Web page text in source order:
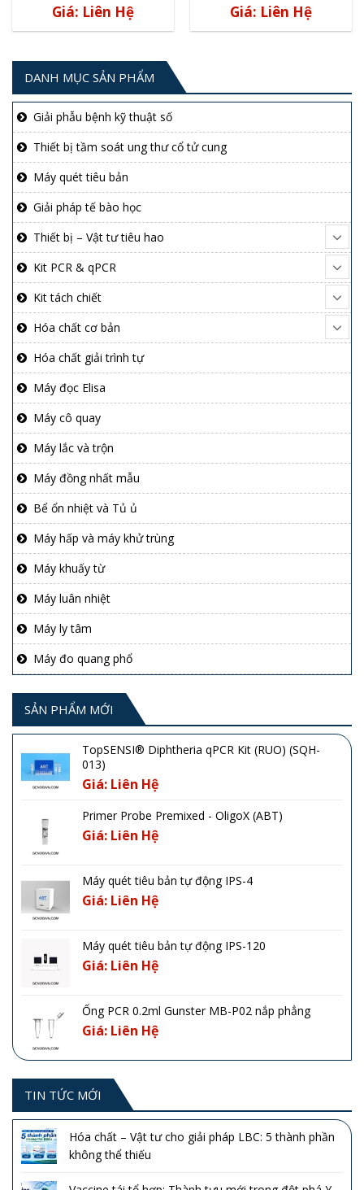
DANH MỤC SẢN PHẨM
Giải phẫu bệnh kỹ thuật số
Thiết bị tầm soát ung thư cổ tử cung
Máy quét tiêu bản
Giải pháp tế bào học
Thiết bị – Vật tư tiêu hao
Kit PCR & qPCR
Kit tách chiết
Hóa chất cơ bản
Hóa chất giải trình tự
Máy đọc Elisa
Máy cô quay
Máy lắc và trộn
Máy đồng nhất mẫu
Bể ổn nhiệt và Tủ ủ
Máy hấp và máy khử trùng
Máy khuấy từ
Máy luân nhiệt
Máy ly tâm
Máy đo quang phổ
SẢN PHẨM MỚI
TopSENSI® Diphtheria qPCR Kit (RUO) (SQH-
013)
Giá: Liên Hệ
Primer Probe Premixed - OligoX (ABT)
Giá: Liên Hệ
Máy quét tiêu bản tự động IPS-4
Giá: Liên Hệ
Máy quét tiêu bản tự động IPS-120
Giá: Liên Hệ
Ống PCR 0.2ml Gunster MB-P02 nắp phẳng
Giá: Liên Hệ
TIN TỨC MỚI
Hóa chất – Vật tư cho giải pháp LBC: 5 thành phần
không thể thiếu
Giá: Liên Hệ Giá: Liên Hệ